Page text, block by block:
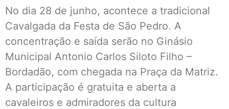
No dia 28 de junho, acontece a tradicional
Cavalgada da Festa de São Pedro. A
concentração e saída serão no Ginásio
Municipal Antonio Carlos Siloto Filho –
Bordadão, com chegada na Praça da Matriz.
A participação é gratuita e aberta a
cavaleiros e admiradores da cultura